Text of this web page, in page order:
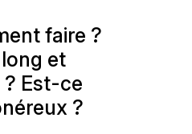
faire ?
et
Est-ce
?